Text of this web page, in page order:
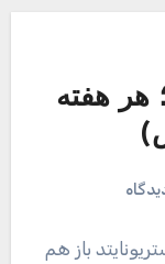
هر هفته
باز هم